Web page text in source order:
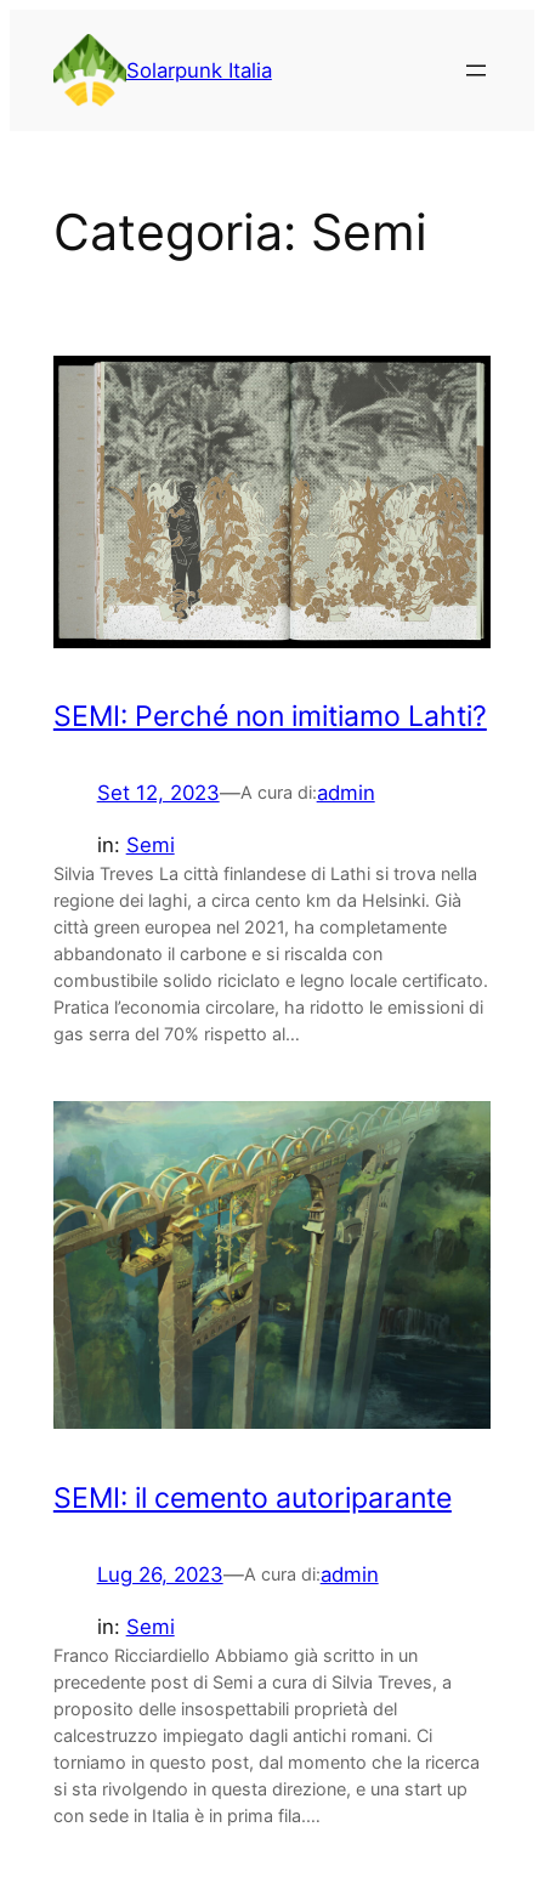
contenuto
Solarpunk Italia
Categoria: Semi
SEMI: Perché non imitiamo Lahti?
Set 12, 2023—A cura di:admin
in: Semi
Silvia Treves La città finlandese di Lathi si trova nella
regione dei laghi, a circa cento km da Helsinki. Già
città green europea nel 2021, ha completamente
abbandonato il carbone e si riscalda con
combustibile solido riciclato e legno locale certificato.
Pratica l’economia circolare, ha ridotto le emissioni di
gas serra del 70% rispetto al…
SEMI: il cemento autoriparante
Lug 26, 2023—A cura di:admin
in: Semi
Franco Ricciardiello Abbiamo già scritto in un
precedente post di Semi a cura di Silvia Treves, a
proposito delle insospettabili proprietà del
calcestruzzo impiegato dagli antichi romani. Ci
torniamo in questo post, dal momento che la ricerca
si sta rivolgendo in questa direzione, e una start up
con sede in Italia è in prima fila.…